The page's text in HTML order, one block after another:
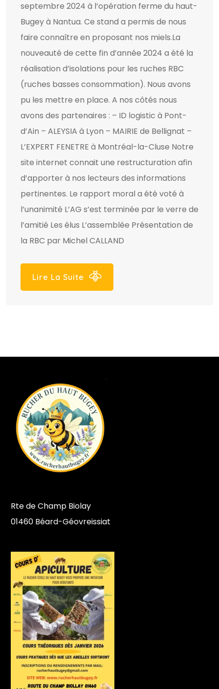
septembre 2024 à l’opération ferme du haut-
Bugey à Nantua. Ce stand a permis de nous
faire connaître en proposant nos miels.La
nouveauté de cette fin d’année 2024 a été la
réalisation d’isolations pour les ruches RBC
(ruches basses consommation). Nous avons
pu les mettre en place. A nos côtés nous
avons des partenaires : – ID logistic à Pont-
d’Ain – ALEYSIA à Lyon – MAIRIE de Bellignat –
L’EXPERT FENETRE à Montréal-la-Cluse Notre
site internet connait une restructuration afin
d’apporter à nos lecteurs des informations
pertinentes. Le rapport moral a été voté à
l’unanimité L’AG s’est terminée par le verre de
l’amitié Les élus L’assemblée Présentation de
la RBC par Michel CALLAND
Lire La Suite
Rte de Champ Biolay
01460 Béard-Géovreissiat